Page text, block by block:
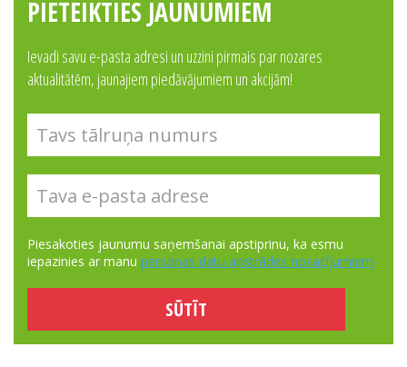
PIETEIKTIES JAUNUMIEM
Ievadi savu e-pasta adresi un uzzini pirmais par nozares
aktualitātēm, jaunajiem piedāvājumiem un akcijām!
Piesakoties jaunumu saņemšanai apstiprinu, ka esmu
iepazinies ar manu personas datu apstrādes nosacījumiem